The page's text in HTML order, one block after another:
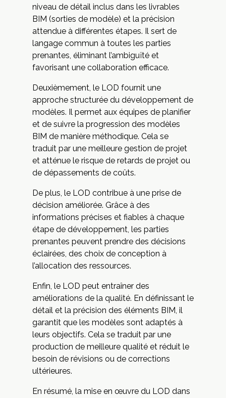
niveau de détail inclus dans les livrables
BIM (sorties de modèle) et la précision
attendue à différentes étapes. Il sert de
langage commun à toutes les parties
prenantes, éliminant l’ambiguïté et
favorisant une collaboration efficace.
Deuxièmement, le LOD fournit une
approche structurée du développement de
modèles. Il permet aux équipes de planifier
et de suivre la progression des modèles
BIM de manière méthodique. Cela se
traduit par une meilleure gestion de projet
et atténue le risque de retards de projet ou
de dépassements de coûts.
De plus, le LOD contribue à une prise de
décision améliorée. Grâce à des
informations précises et fiables à chaque
étape de développement, les parties
prenantes peuvent prendre des décisions
éclairées, des choix de conception à
l’allocation des ressources.
Enfin, le LOD peut entraîner des
améliorations de la qualité. En définissant le
détail et la précision des éléments BIM, il
garantit que les modèles sont adaptés à
leurs objectifs. Cela se traduit par une
production de meilleure qualité et réduit le
besoin de révisions ou de corrections
ultérieures.
En résumé, la mise en œuvre du LOD dans